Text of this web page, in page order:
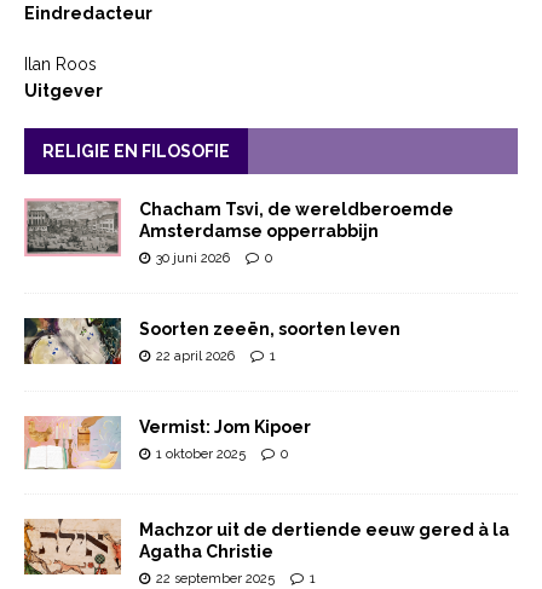
Eindredacteur
Ilan Roos
Uitgever
RELIGIE EN FILOSOFIE
Chacham Tsvi, de wereldberoemde
Amsterdamse opperrabbijn
30 juni 2026 0
Soorten zeeën, soorten leven
22 april 2026 1
Vermist: Jom Kipoer
1 oktober 2025 0
Machzor uit de dertiende eeuw gered à la
Agatha Christie
22 september 2025 1